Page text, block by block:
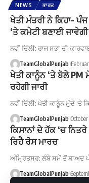
NEWS ਭਾਰਤ
ਖੇਤੀ ਮੰਤਰੀ ਨੇ ਕਿਹਾ-
‘ਤੇ ਕਮੇਟੀ ਬਣਾਈ ਜਾਵੇਗੀ
ਨਵੀਂ ਦਿੱਲੀ: ਰਾਜ ਸਭਾ ਦੀ
TeamGlobalPunjab
ਖੇਤੀ ਕਾਨੂੰਨ ‘ਤੇ ਬੋਲੇ
ਰਹੇਗੀ ਜਾਰੀ
ਨਵੀਂ ਦਿੱਲੀ: ਖੇਤੀ ਕਾਨੂੰਨ ਮੁੱਦੇ 'ਤੇ
TeamGlobalPunjab
ਕਿਸਾਨਾਂ ਦੇ ਹੱਕ ‘ਚ
ਰਿਹੈ ਰੋਸ ਮਾਰਚ
ਅੰਮ੍ਰਿਤਸਰ: ਲੰਬੇ ਸਮੇਂ ਤੋਂ ਬਾਅਦ
TeamGlobalPunjab